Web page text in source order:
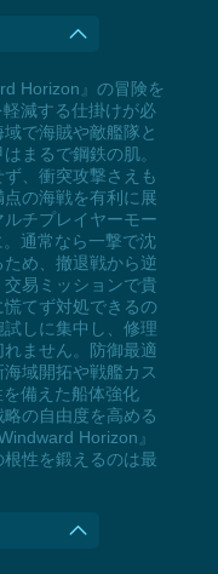
Horizon』の冒険を
減する仕掛けが必
で海賊や敵艦隊と
まるで鋼鉄の肌。
、衝突攻撃さえも
の海戦を有利に展
チプレイヤーモー
通常なら一撃で沈
め、撤退戦から逆
易ミッションで貴
てず対処できるの
しに集中し、修理
ません。防御最適
域開拓や戦艦カス
備えた船体強化
の自由度を高める
Horizon』
性を鍛えるのは最